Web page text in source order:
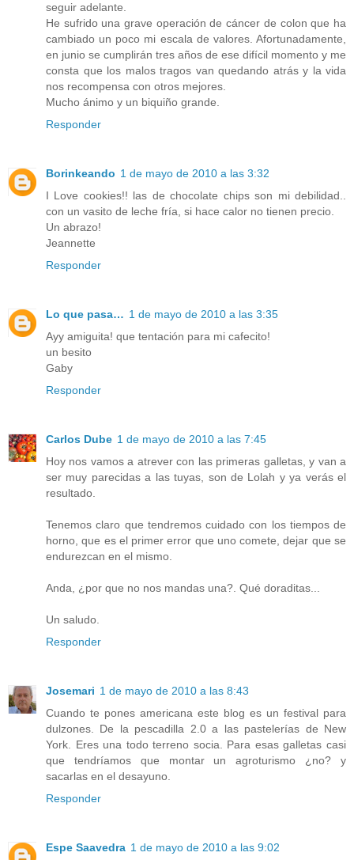
seguir adelante.
He sufrido una grave operación de cáncer de colon que ha
cambiado un poco mi escala de valores. Afortunadamente,
en junio se cumplirán tres años de ese difícil momento y me
consta que los malos tragos van quedando atrás y la vida
nos recompensa con otros mejores.
Mucho ánimo y un biquiño grande.
Responder
Borinkeando 1 de mayo de 2010 a las 3:32
I Love cookies!! las de chocolate chips son mi debilidad..
con un vasito de leche fría, si hace calor no tienen precio.
Un abrazo!
Jeannette
Responder
Lo que pasa… 1 de mayo de 2010 a las 3:35
Ayy amiguita! que tentación para mi cafecito!
un besito
Gaby
Responder
Carlos Dube 1 de mayo de 2010 a las 7:45
Hoy nos vamos a atrever con las primeras galletas, y van a
ser muy parecidas a las tuyas, son de Lolah y ya verás el
resultado.
Tenemos claro que tendremos cuidado con los tiempos de
horno, que es el primer error que uno comete, dejar que se
endurezcan en el mismo.
Anda, ¿por que no nos mandas una?. Qué doraditas...
Un saludo.
Responder
Josemari 1 de mayo de 2010 a las 8:43
Cuando te pones americana este blog es un festival para
dulzones. De la pescadilla 2.0 a las pastelerías de New
York. Eres una todo terreno socia. Para esas galletas casi
que tendríamos que montar un agroturismo ¿no? y
sacarlas en el desayuno.
Responder
Espe Saavedra 1 de mayo de 2010 a las 9:02